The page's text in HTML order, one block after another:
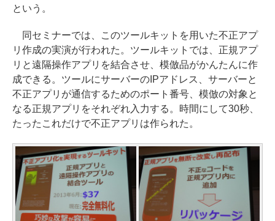
という。
同セミナーでは、このツールキットを用いた不正アプ
リ作成の実演が行われた。ツールキットでは、正規アプ
リと遠隔操作アプリを結合させ、模倣品がかんたんに作
成できる。ツールにサーバーのIPアドレス、サーバーと
不正アプリが通信するためのポート番号、模倣の対象と
なる正規アプリをそれぞれ入力する。時間にして30秒、
たったこれだけで不正アプリは作られた。